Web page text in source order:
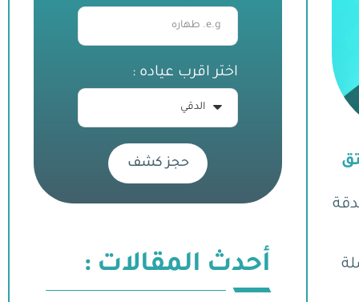
اختر اقرب عياده :
حجز كشف
أحدث المقالات :